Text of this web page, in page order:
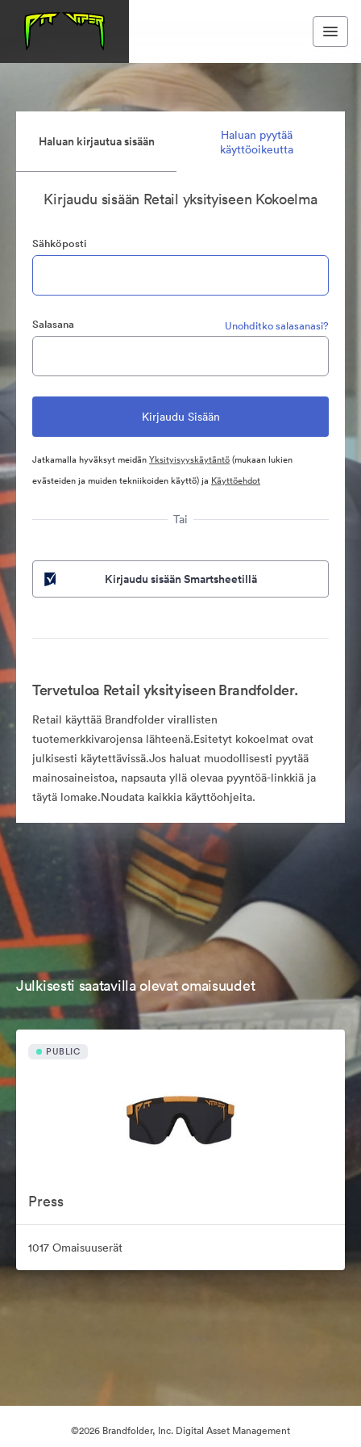
Haluan kirjautua sisään
Haluan pyytää
käyttöoikeutta
Kirjaudu sisään Retail yksityiseen Kokoelma
Sähköposti
Salasana Unohditko salasanasi?
Jatkamalla hyväksyt meidänYksityisyyskäytäntö(mukaan lukien
evästeiden ja muiden tekniikoiden käyttö) ja Käyttöehdot
Tai
Kirjaudu sisään Smartsheetillä
Tervetuloa Retail yksityiseen Brandfolder.
Retail käyttää Brandfolder virallisten
tuotemerkkivarojensa lähteenä.Esitetyt kokoelmat ovat
julkisesti käytettävissä.Jos haluat muodollisesti pyytää
mainosaineistoa, napsauta yllä olevaa pyyntöä-linkkiä ja
täytä lomake.Noudata kaikkia käyttöohjeita.
Julkisesti saatavilla olevat omaisuudet
PUBLIC
Press
1017 Omaisuuserät
©2026 Brandfolder, Inc. Digital Asset Management